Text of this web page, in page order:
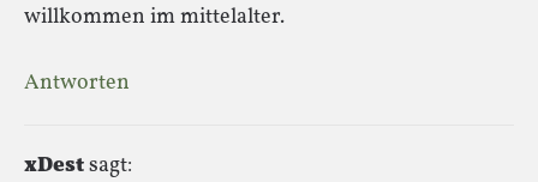
willkommen im mittelalter.
Antworten
xDestsagt: